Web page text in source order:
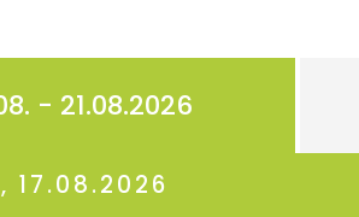
- 21.08.2026
17.08.2026